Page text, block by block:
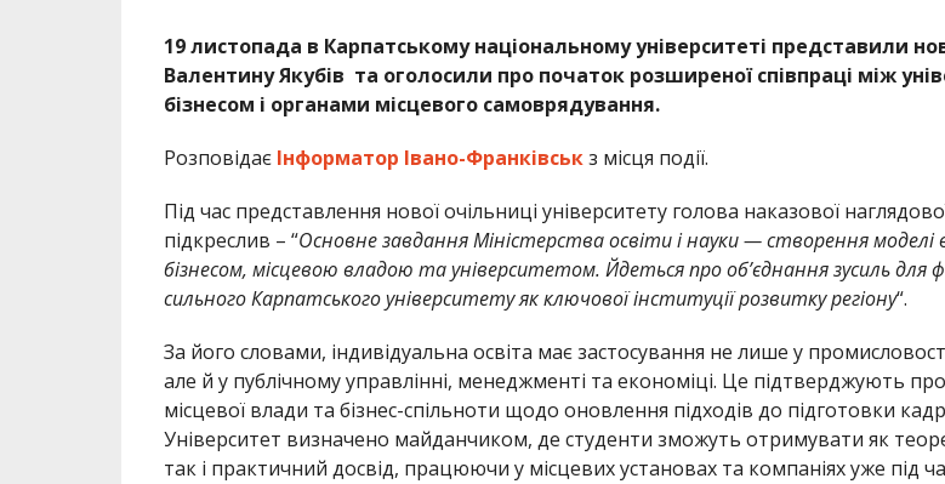
19 листопада в Карпатському національному університеті представили
Валентину Якубів та оголосили про початок розширеної співпраці між
бізнесом і органами місцевого самоврядування.
Розповідає Інформатор Івано-Франківськз місця події.
Під час представлення нової очільниці університету голова наказової
підкреслив – “Основне завдання Міністерства освіти і науки — створення моделі
бізнесом, місцевою владою та університетом. Йдеться про об’єднання зусиль для
сильного Карпатського університету як ключової інституції розвитку регіону“.
За його словами, індивідуальна освіта має застосування не лише у
але й у публічному управлінні, менеджменті та економіці. Це підтверджують
місцевої влади та бізнес-спільноти щодо оновлення підходів до підготовки
Університет визначено майданчиком, де студенти зможуть отримувати як
так і практичний досвід, працюючи у місцевих установах та компаніях уже під